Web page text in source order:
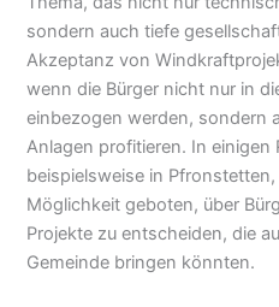
sondern auch tiefe
Akzeptanz von
wenn die Bürger nicht nur in
einbezogen werden, sondern
Anlagen profitieren. In einigen
beispielsweise in
Möglichkeit geboten, über
Projekte zu entscheiden, die
Gemeinde bringen könnten.